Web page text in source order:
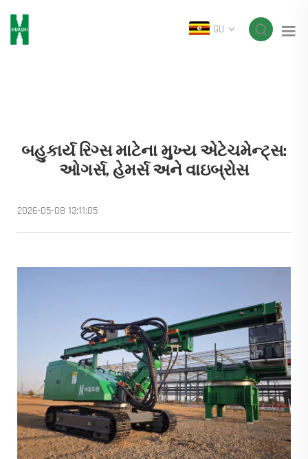
GU
બહુકાર્ય રિગ્સ માટેના મુખ્ય એટેચમેન્ટ્સ:
ઓગર્સ, હેમર્સ અને વાઇબ્રોસ
2026-05-08 13:11:05